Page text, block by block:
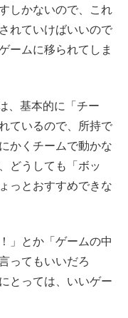
しかないので、これ
れていけばいいので
ームに移られてしま
、基本的に「チー
ているので、所持で
かくチームで動かな
どうしても「ボッ
っとおすすめできな
」とか「ゲームの中
ってもいいだろ
とっては、いいゲー